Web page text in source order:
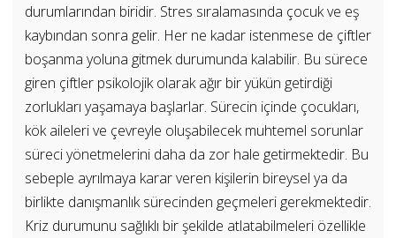
durumlarından biridir. Stres sıralamasında çocuk ve eş
kaybından sonra gelir. Her ne kadar istenmese de çiftler
boşanma yoluna gitmek durumunda kalabilir. Bu sürece
giren çiftler psikolojik olarak ağır bir yükün getirdiği
zorlukları yaşamaya başlarlar. Sürecin içinde çocukları,
kök aileleri ve çevreyle oluşabilecek muhtemel sorunlar
süreci yönetmelerini daha da zor hale getirmektedir. Bu
sebeple ayrılmaya karar veren kişilerin bireysel ya da
birlikte danışmanlık sürecinden geçmeleri gerekmektedir.
Kriz durumunu sağlıklı bir şekilde atlatabilmeleri özellikle